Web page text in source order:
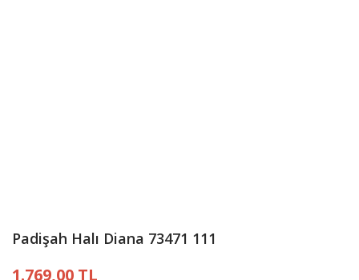
Padişah Halı Diana 73471 111
1.769,00 TL